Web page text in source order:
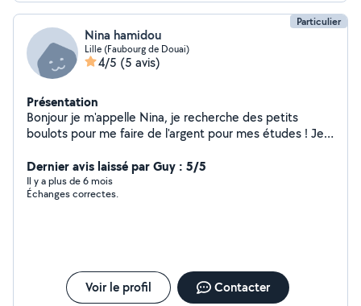
Particulier
Nina hamidou
Lille (Faubourg de Douai)
4/5 (5 avis)
Présentation
Bonjour je m'appelle Nina, je recherche des petits
boulots pour me faire de l'argent pour mes études ! Je
beaucoup les enfants et j'adore travailler avec eux.
Dernier avis laissé par Guy : 5/5
Il y a plus de 6 mois
Échanges correctes.
Voir le profil Contacter